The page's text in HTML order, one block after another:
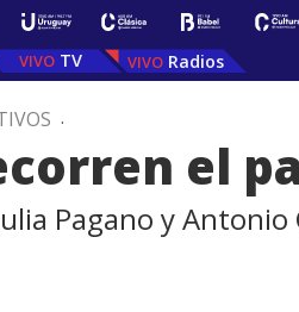
TV Radios
.
el
Pagano y Antonio